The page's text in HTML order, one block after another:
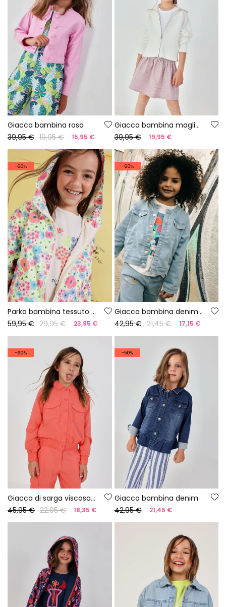
Giacca bambina rosa
39,95 € 19,95 € 15,95 €
Giacca bambina maglia in bianco
39,95 €
19,95 €
-60%
Parka bambina tessuto tecnico stampato fiori
59,95 € 29,95 € 23,95 €
-60%
Giacca bambina denim punto
42,95 € 21,45 € 17,15 €
-60%
Giacca di sarga viscosa per bambina
45,95 € 22,95 € 18,35 €
-50%
Giacca bambina denim
42,95 €
21,45 €